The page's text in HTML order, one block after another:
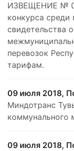
ИЗВЕЩЕНИЕ №
конкурса среди
свидетельства
перевозок
тарифам.
09 июля 2018,
Миндотранс
коммунального
09 июля 2018,